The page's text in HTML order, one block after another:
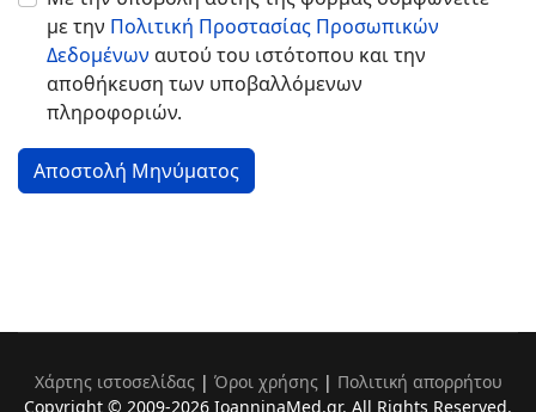
με την Πολιτική Προστασίας Προσωπικών
Δεδομένων αυτού του ιστότοπου και την
αποθήκευση των υποβαλλόμενων
πληροφοριών.
Αποστολή Μηνύματος
Χάρτης ιστοσελίδας| Όροι χρήσης| Πολιτική απορρήτου
Copyright © 2009-2026 IoanninaMed.gr. All Rights Reserved.